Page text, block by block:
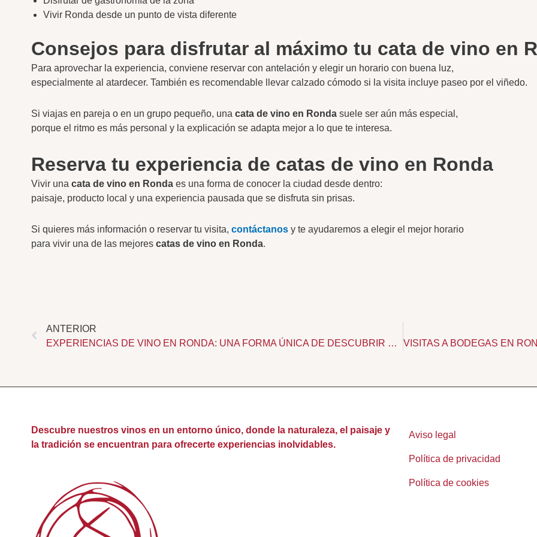
Vivir Ronda desde un punto de vista diferente
Consejos para disfrutar al máximo tu cata de vino en
Para aprovechar la experiencia, conviene reservar con antelación y elegir un horario con buena luz,
especialmente al atardecer. También es recomendable llevar calzado cómodo si la visita incluye paseo por el viñedo.
Si viajas en pareja o en un grupo pequeño, una cata de vino en Ronda suele ser aún más especial,
porque el ritmo es más personal y la explicación se adapta mejor a lo que te interesa.
Reserva tu experiencia de catas de vino en Ronda
Vivir una cata de vino en Ronda es una forma de conocer la ciudad desde dentro:
paisaje, producto local y una experiencia pausada que se disfruta sin prisas.
Si quieres más información o reservar tu visita, contáctanos y te ayudaremos a elegir el mejor horario
para vivir una de las mejores catas de vino en Ronda.
Ant
ANTERIOR
EXPERIENCIAS DE VINO EN RONDA: UNA FORMA ÚNICA DE DESCUBRIR EL TERRITORIO
Descubre nuestros vinos en un entorno único, donde la naturaleza, el paisaje y
la tradición se encuentran para ofrecerte experiencias inolvidables.
Aviso legal
Política de privacidad
Política de cookies